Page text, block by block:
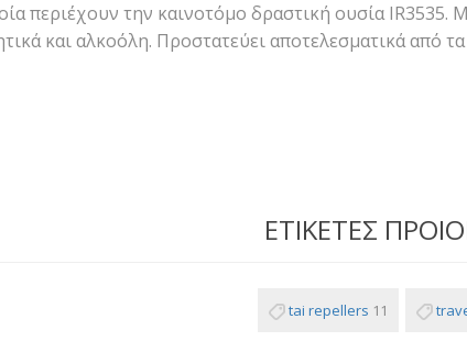
περιέχουν την καινοτόμο δραστική ουσία
και αλκοόλη. Προστατεύει αποτελεσματικά από
ΕΤΙΚΕΤΕΣ
tai repellers 11